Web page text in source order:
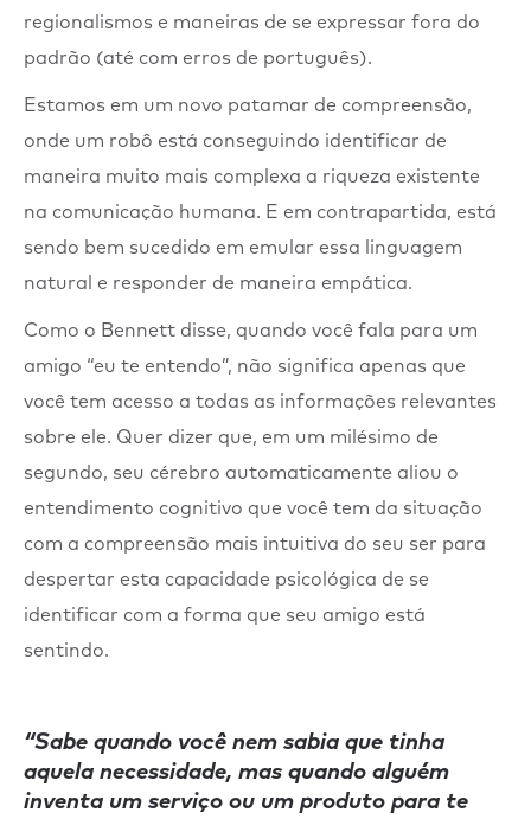
regionalismos e maneiras de se expressar fora do
padrão (até com erros de português).
Estamos em um novo patamar de compreensão,
onde um robô está conseguindo identificar de
maneira muito mais complexa a riqueza existente
na comunicação humana. E em contrapartida, está
sendo bem sucedido em emular essa linguagem
natural e responder de maneira empática.
Como o Bennett disse, quando você fala para um
amigo “eu te entendo”, não significa apenas que
você tem acesso a todas as informações relevantes
sobre ele. Quer dizer que, em um milésimo de
segundo, seu cérebro automaticamente aliou o
entendimento cognitivo que você tem da situação
com a compreensão mais intuitiva do seu ser para
despertar esta capacidade psicológica de se
identificar com a forma que seu amigo está
sentindo.
“Sabe quando você nem sabia que tinha
aquela necessidade, mas quando alguém
inventa um serviço ou um produto para te